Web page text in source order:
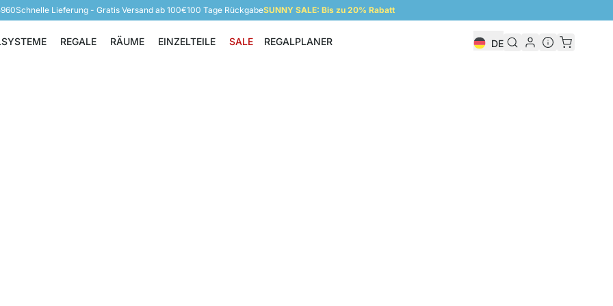
Schnelle Lieferung - Gratis Versand ab 100€100 Tage RückgabeSUNNY SALE: Bis zu 20% Rabatt
Regalsysteme
REGALE
Regale
RÄUME
Räume
EINZELTEILE
Einzelteile
SALE REGALPLANER DE